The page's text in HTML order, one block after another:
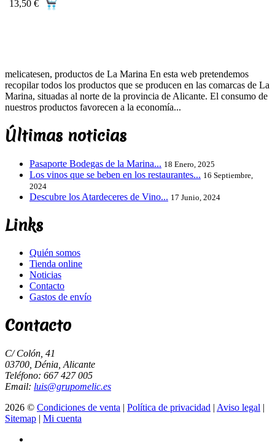
13,50 €
melicatesen, productos de La Marina En esta web pretendemos
recopilar todos los productos que se producen en las comarcas de La
Marina, situadas al norte de la provincia de Alicante. El consumo de
nuestros productos favorecen a la economía...
Últimas noticias
Pasaporte Bodegas de la Marina... 18 Enero, 2025
Los vinos que se beben en los restaurantes... 16 Septiembre,
2024
Descubre los Atardeceres de Vino... 17 Junio, 2024
Links
Quién somos
Tienda online
Noticias
Contacto
Gastos de envío
Contacto
C/ Colón, 41
03700, Dénia, Alicante
Teléfono: 667 427 005
Email: luis@grupomelic.es
2026 © Condiciones de venta | Política de privacidad | Aviso legal |
Sitemap | Mi cuenta